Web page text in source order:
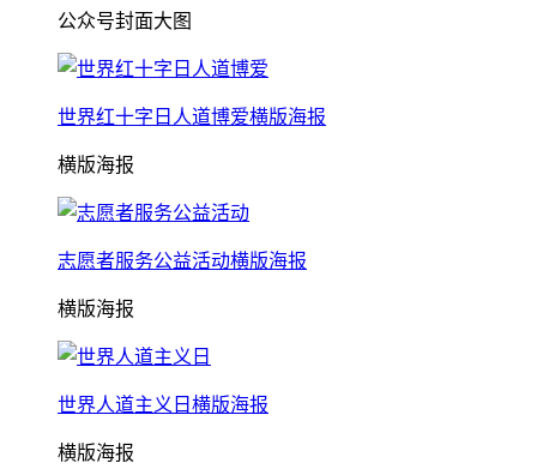
公众号封面大图
世界红十字日人道博爱横版海报
横版海报
志愿者服务公益活动横版海报
横版海报
世界人道主义日横版海报
横版海报